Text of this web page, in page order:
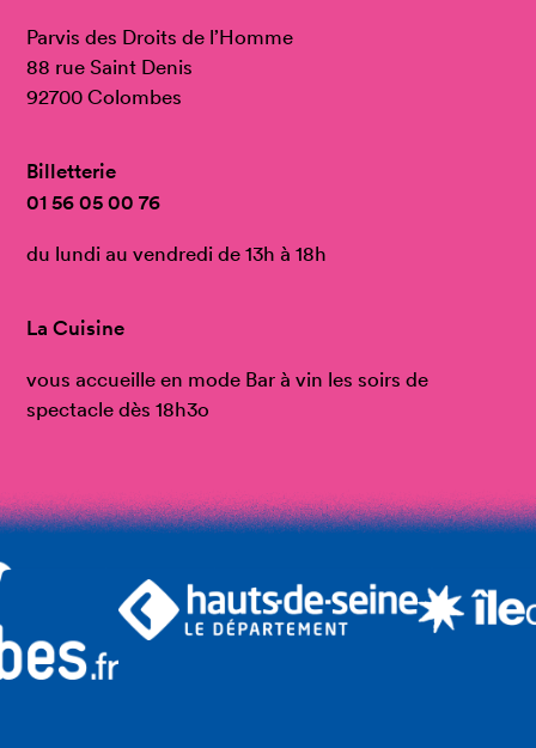
Parvis des Droits de l’Homme
88 rue Saint Denis
92700 Colombes
Billetterie
01 56 05 00 76
du lundi au vendredi de 13h à 18h
La Cuisine
vous accueille en mode Bar à vin les soirs de
spectacle dès 18h3o